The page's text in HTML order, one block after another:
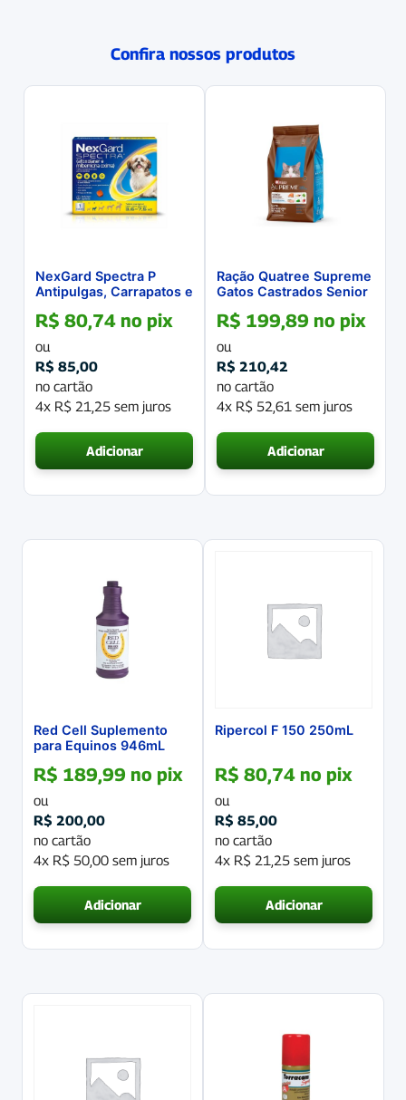
Confira nossos produtos
NexGard Spectra P
Antipulgas, Carrapatos e
3,6Kg a 7,5Kg Caixa com
R$ 80,74 no pix
ou
R$ 85,00
no cartão
4x R$ 21,25 sem juros
Adicionar
Ração Quatree Supreme
Gatos Castrados Senior
R$ 199,89 no pix
ou
R$ 210,42
no cartão
4x R$ 52,61 sem juros
Adicionar
Red Cell Suplemento
para Equinos 946mL
R$ 189,99 no pix
ou
R$ 200,00
no cartão
4x R$ 50,00 sem juros
Adicionar
Ripercol F 150 250mL
R$ 80,74 no pix
ou
R$ 85,00
no cartão
4x R$ 21,25 sem juros
Adicionar